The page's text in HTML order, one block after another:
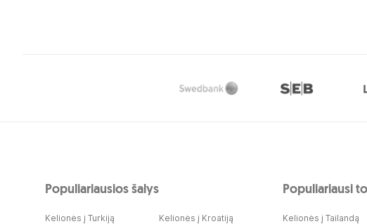
Populiariausios šalys
Kelionės į Turkiją
Kelionės į Kroatiją
Populiariausi
Kelionės į Tailandą